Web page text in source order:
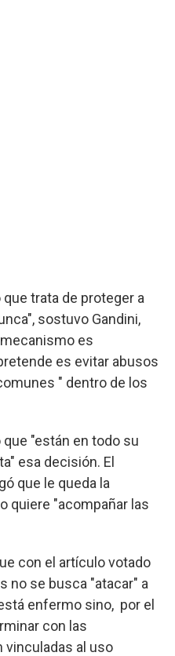
trata de proteger a
sostuvo Gandini,
es
es evitar abusos
" dentro de los
"están en todo su
esa decisión. El
que le queda la
quiere "acompañar las
con el artículo votado
no se busca "atacar" a
enfermo sino, por el
con las
vinculadas al uso